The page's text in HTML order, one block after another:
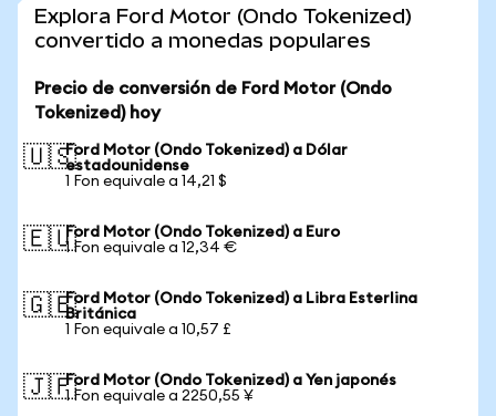
Explora Ford Motor (Ondo Tokenized)
convertido a monedas populares
Precio de conversión de Ford Motor (Ondo
Tokenized) hoy
🇺🇸Ford Motor (Ondo Tokenized) a Dólar
estadounidense
1 Fon equivale a 14,21 $
🇪🇺Ford Motor (Ondo Tokenized) a Euro
1 Fon equivale a 12,34 €
🇬🇧Ford Motor (Ondo Tokenized) a Libra Esterlina
Británica
1 Fon equivale a 10,57 £
🇯🇵Ford Motor (Ondo Tokenized) a Yen japonés
1 Fon equivale a 2250,55 ¥